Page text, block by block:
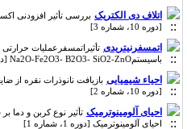
اتلاف دی الکتریک بررسی تأثیر افزودنی
[دوره 10، شماره 3]
اتمسفرنیتریدی تأثیراتمسفرعملیات
باسیستمNa2O-Fe2O3- B2O3- SiO2-ZnO [دوره 3، شماره 2]
احیاء شیمیایی بازیافت نانوذرات نقره از
[دوره 10، شماره 2]
احیای آلومینوترمیک
احیای آلومینوترمیک [دوره 1، شماره 1]